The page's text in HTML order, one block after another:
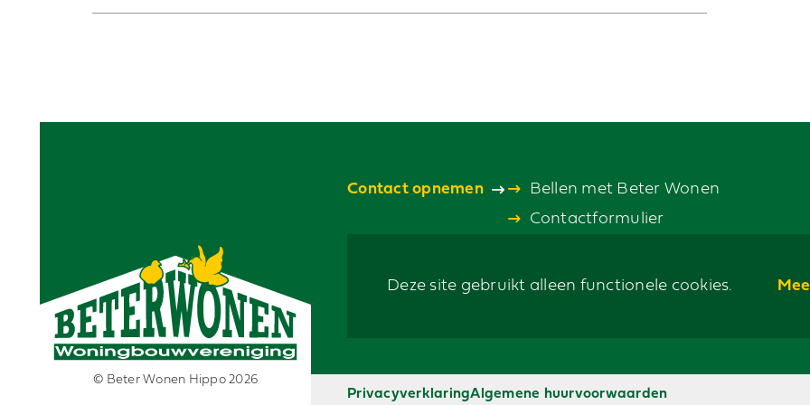
Contact opnemen
Bellen met Beter Wonen
Contactformulier
Deze site gebruikt alleen functionele cookies.
© Beter Wonen Hippo 2026
PrivacyverklaringAlgemene huurvoorwaarden